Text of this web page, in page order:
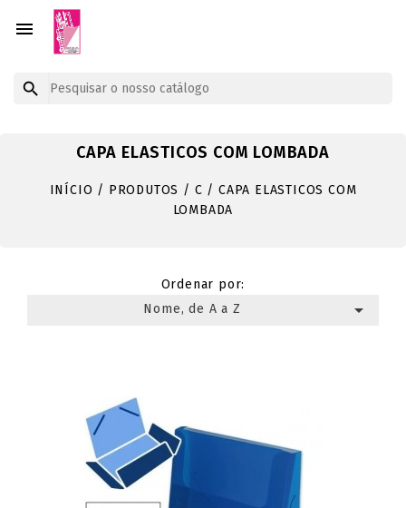


CAPA ELASTICOS COM LOMBADA
INÍCIO PRODUTOS C
CAPA ELASTICOS COM
LOMBADA
Ordenar por:
Nome, de A a Z
